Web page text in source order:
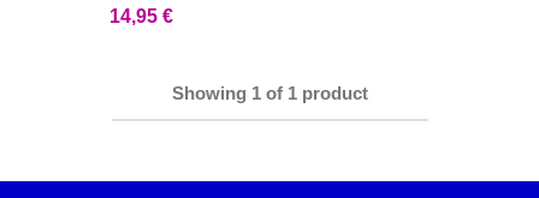
14,95 €
Showing 1 of 1 product